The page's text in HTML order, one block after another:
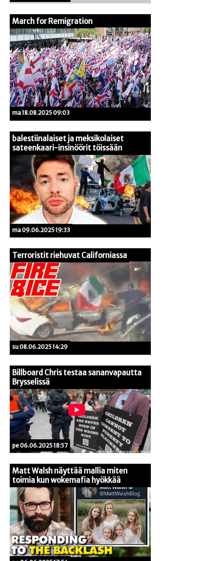
March for Remigration
ma 18.08.2025 09:03
balestiinalaiset ja meksikolaiset
sateenkaari-insinöörit töissään
ma 09.06.2025 19:33
Terroristit riehuvat Californiassa
su 08.06.2025 14:29
Billboard Chris testaa sananvapautta
Brysselissä
pe 06.06.2025 18:57
Matt Walsh näyttää mallia miten
toimia kun wokemafia hyökkää